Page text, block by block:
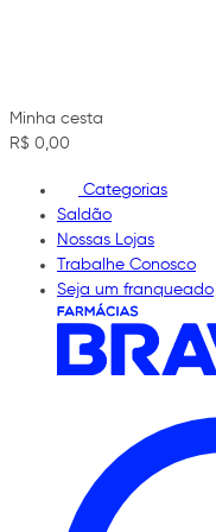
Minha cesta
R$ 0,00
Categorias
Saldão
Nossas Lojas
Trabalhe Conosco
Seja um franqueado